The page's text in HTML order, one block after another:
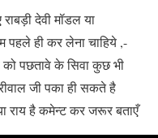
देवी मॉडल या
पहले ही कर लेना चाहिये ,-
को पछतावे के सिवा कुछ भी
जी पका ही सकते है
राय है कमेन्ट कर जरूर बताएँ